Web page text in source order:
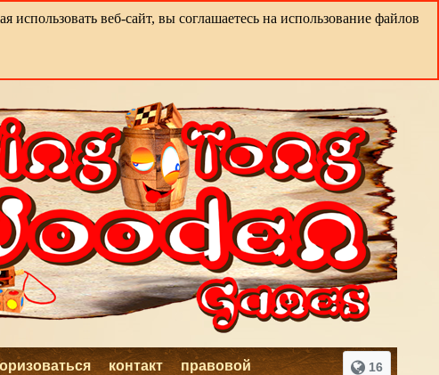
веб-сайт, вы соглашаетесь на использование файлов
16
контакт правовой